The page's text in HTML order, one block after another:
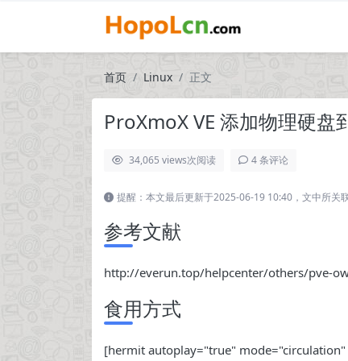
首页 Linux 正文
ProXmoX VE 添加物理硬盘
34,065 views次阅读 4 条评论
提醒：本文最后更新于2025-06-19 10:40，文中所关
参考文献
http://everun.top/helpcenter/others/pve-
食用方式
[hermit autoplay="true"